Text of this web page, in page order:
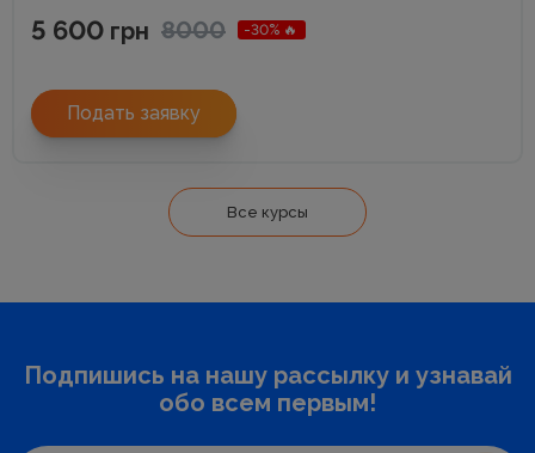
5 600 грн 8000 -30% 🔥
Подать заявку
Все курсы
Подпишись на нашу рассылку и узнавай
обо всем первым!